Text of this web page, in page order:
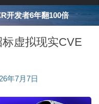
开发者6年翻100倍
虚拟现实CVE
年7月7日